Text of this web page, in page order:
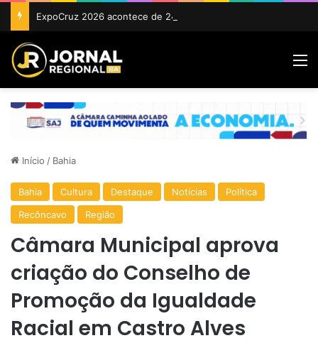
Início / Bahia
Bahia Cultura Destaque Notícias
Política
Recôncavo
Região
Câmara Municipal aprova
criação do Conselho de
Promoção da Igualdade
Racial em Castro Alves